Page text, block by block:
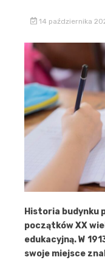
14 października
Historia budynku
początków XX
edukacyjną. W
swoje miejsce